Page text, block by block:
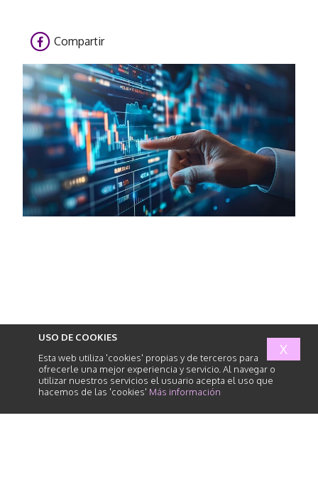
Compartir
USO DE COOKIES
Esta web utiliza 'cookies' propias y de terceros para
ofrecerle una mejor experiencia y servicio. Al navegar o
utilizar nuestros servicios el usuario acepta el uso que
hacemos de las 'cookies' Más información
X